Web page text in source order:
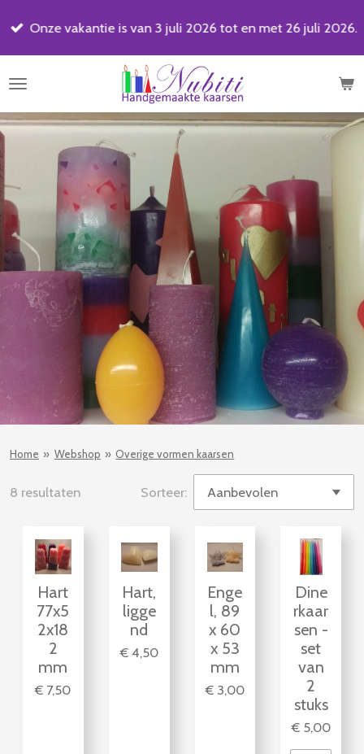
Ga
de
hoofdinhoud
Onze vakantie is van 3 juli 2026 tot en met 26 juli 2026.
Home » Webshop » Overige vormen kaarsen
8 resultaten Sorteer:
Hart
77x5
2x18
2
mm
€ 7,50
Hart,
ligge
nd
€ 4,50
Enge
l, 89
x 60
x 53
mm
€ 3,00
Dine
rkaar
sen -
set
van
2
stuks
€ 5,00